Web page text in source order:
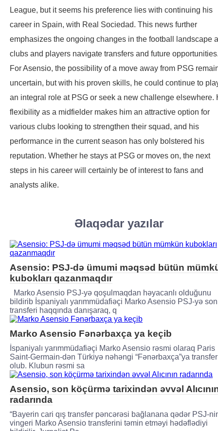
League, but it seems his preference lies with continuing his
career in Spain, with Real Sociedad. This news further
emphasizes the ongoing changes in the football landscape
clubs and players navigate transfers and future
For Asensio, the possibility of a move away from PSG
uncertain, but with his proven skills, he could continue to
an integral role at PSG or seek a new challenge elsewhere.
flexibility as a midfielder makes him an attractive option for
various clubs looking to strengthen their squad, and his
performance in the current season has only bolstered his
reputation. Whether he stays at PSG or moves on, the next
steps in his career will certainly be of interest to fans and
analysts alike.
Əlaqədar yazılar
Asensio: PSJ-də ümumi məqsəd bütün
kubokları qazanmaqdır
Marko Asensio PSJ-yə qoşulmaqdan həyacanlı olduğunu
bildirib İspaniyalı yarımmüdafiəçi Marko Asensio PSJ-yə son
transferi haqqında danışaraq, q
Marko Asensio Fənərbaxça ya keçib
İspaniyalı yarımmüdafiəçi Marko Asensio rəsmi olaraq Paris
Saint-Germain-dən Türkiyə nəhəngi “Fənərbaxça”ya transfer
olub. Klubun rəsmi sa
Asensio, son köçürmə tarixindən əvvəl
radarında
“Bayerin cari qış transfer pəncərəsi bağlanana qədər PSJ-
vingeri Marko Asensio transferini təmin etməyi hədəflədiyi